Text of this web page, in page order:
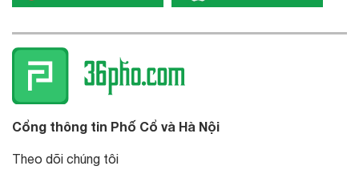
Cổng thông tin Phố Cổ và Hà Nội
Theo dõi chúng tôi